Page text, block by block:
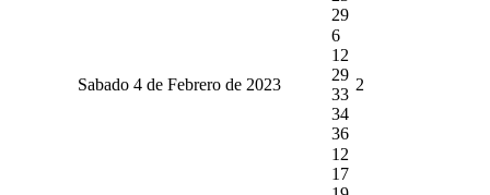
29
Sabado 4 de Febrero de 2023
6
12
29
33
34
36
2
12
17